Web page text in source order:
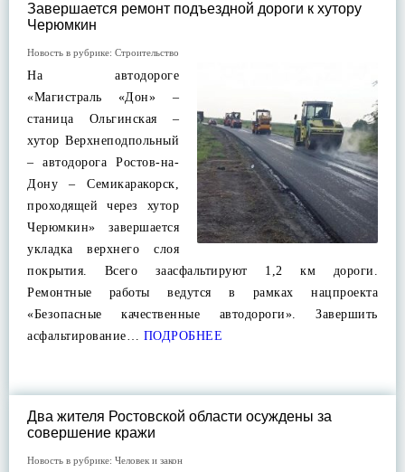
Завершается ремонт подъездной дороги к хутору
Черюмкин
Новость в рубрике: Строительство
На автодороге
«Магистраль «Дон» –
станица Ольгинская –
хутор Верхнеподпольный
– автодорога Ростов-на-
Дону – Семикаракорск,
проходящей через хутор
Черюмкин» завершается
укладка верхнего слоя
покрытия. Всего заасфальтируют 1,2 км дороги.
Ремонтные работы ведутся в рамках нацпроекта
«Безопасные качественные автодороги». Завершить
асфальтирование… ПОДРОБНЕЕ
Два жителя Ростовской области осуждены за
совершение кражи
Новость в рубрике: Человек и закон